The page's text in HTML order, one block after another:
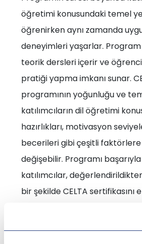
öğretimi konusundaki temel
öğrenirken aynı zamanda
deneyimleri yaşarlar.
teorik dersleri içerir ve
pratiği yapma imkanı sunar.
programının yoğunluğu ve
katılımcıların dil öğretimi
hazırlıkları, motivasyon
becerileri gibi çeşitli
değişebilir. Programı
katılımcılar,
bir şekilde CELTA sertifikasını
Sertifikayı aldıktan sonra ise